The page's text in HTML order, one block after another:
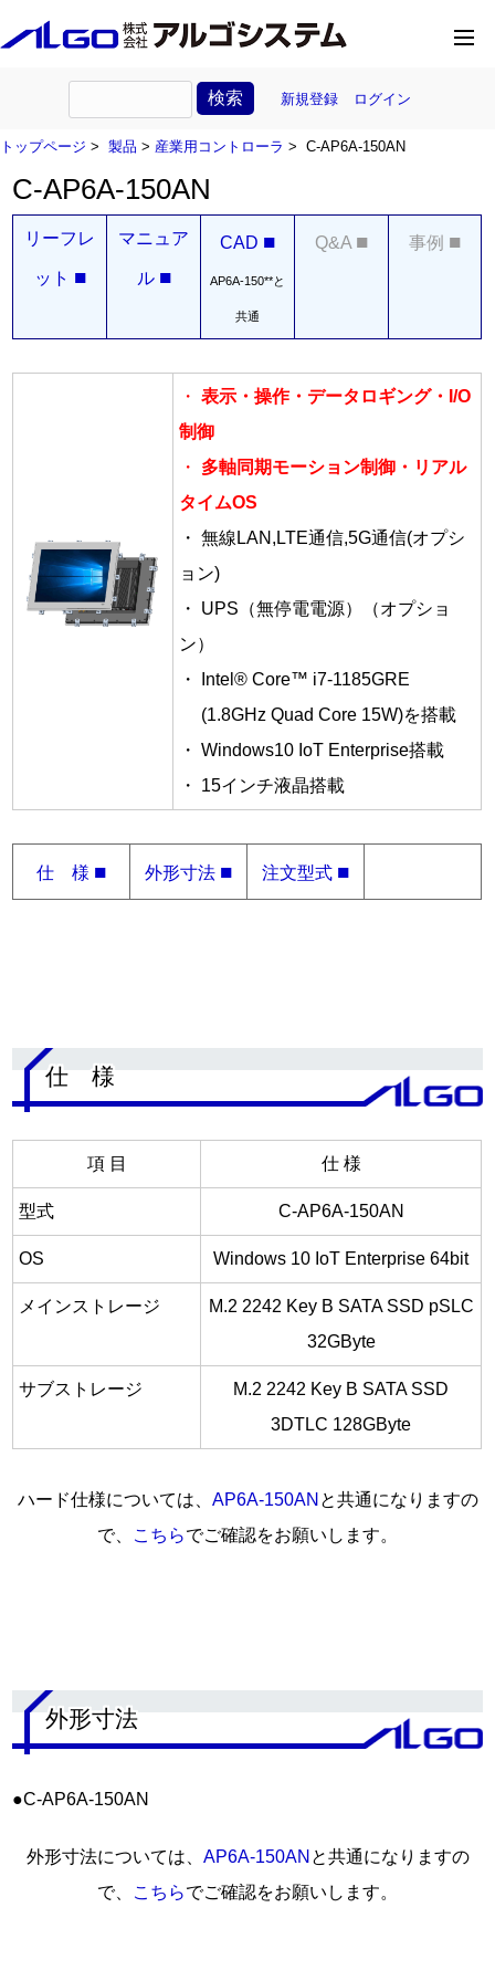
新規登録 ログイン
トップページ > 製品 > 産業用コントローラ > C-AP6A-150AN
C-AP6A-150AN
リーフレ
ット ■
マニュア
ル ■
CAD ■
AP6A-150**と
共通
Q&A ■ 事例 ■
・表示・操作・データロギング・I/O
制御
・ 多軸同期モーション制御・リアル
タイムOS
・ 無線LAN,LTE通信,5G通信(オプシ
ョン)
・ UPS（無停電電源）（オプショ
ン）
・ Intel® Core™ i7-1185GRE
(1.8GHz Quad Core 15W)を搭載
・ Windows10 IoT Enterprise搭載
・ 15インチ液晶搭載
仕 様 ■ 外形寸法 ■ 注文型式 ■
仕 様
項 目 仕 様
型式 C-AP6A-150AN
OS Windows 10 IoT Enterprise 64bit
メインストレージ
M.2 2242 Key B SATA SSD pSLC
32GByte
サブストレージ
M.2 2242 Key B SATA SSD
3DTLC 128GByte
ハード仕様については、 AP6A-150AN と共通になりますの
で、
こちらでご確認をお願いします。
外形寸法
●C-AP6A-150AN
外形寸法については、 AP6A-150AN と共通になりますの
で、
こちらでご確認をお願いします。